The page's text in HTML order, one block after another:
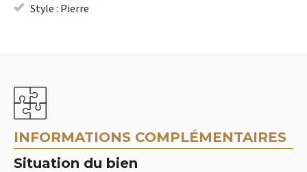
Style : Pierre
INFORMATIONS COMPLÉMENTAIRES
Situation du bien